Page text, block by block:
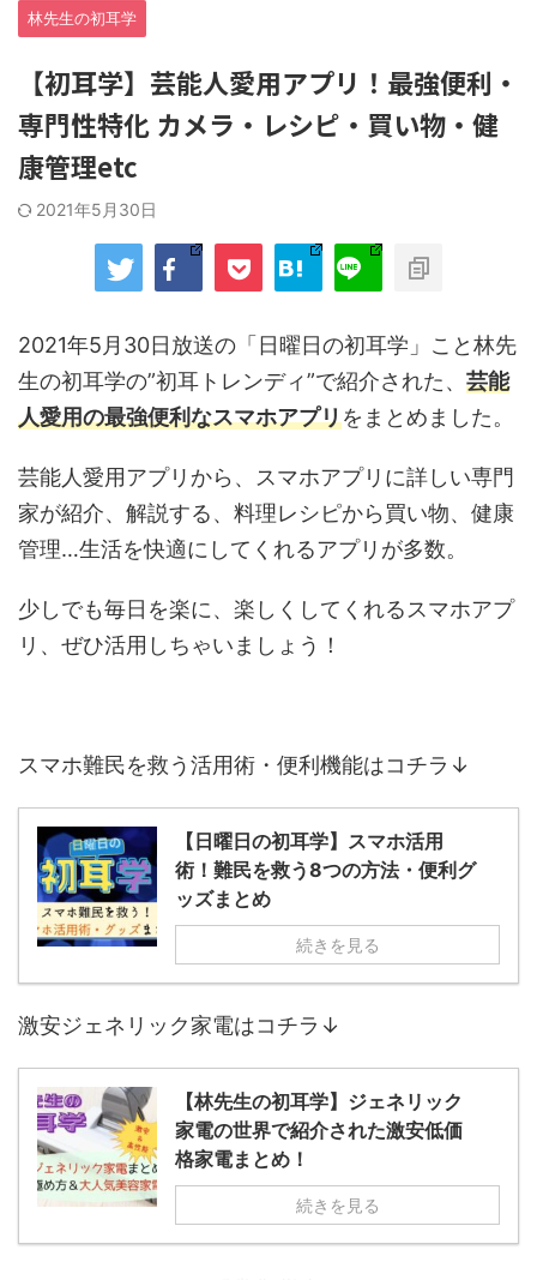
林先生の初耳学
【初耳学】芸能人愛用アプリ！最強便利・
専門性特化 カメラ・レシピ・買い物・健
康管理etc
2021年5月30日
2021年5月30日放送の「日曜日の初耳学」こと林先
生の初耳学の”初耳トレンディ”で紹介された、 芸能
人愛用の最強便利なスマホアプリをまとめました。
芸能人愛用アプリから、スマホアプリに詳しい専門
家が紹介、解説する、料理レシピから買い物、健康
管理…生活を快適にしてくれるアプリが多数。
少しでも毎日を楽に、楽しくしてくれるスマホアプ
リ、ぜひ活用しちゃいましょう！
スマホ難民を救う活用術・便利機能はコチラ↓
【日曜日の初耳学】スマホ活用
術！難民を救う8つの方法・便利グ
ッズまとめ
続きを見る
激安ジェネリック家電はコチラ↓
【林先生の初耳学】ジェネリック
家電の世界で紹介された激安低価
格家電まとめ！
続きを見る